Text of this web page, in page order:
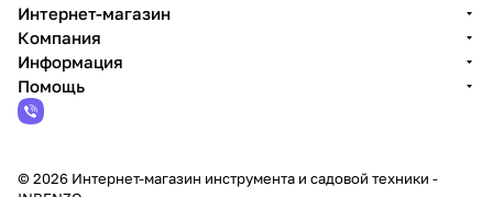
Интернет-магазин
Компания
Информация
Помощь
© 2026 Интернет-магазин инструмента и садовой техники -